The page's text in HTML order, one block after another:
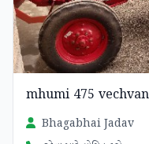
mhumi 475
Bhagabhai Jadav